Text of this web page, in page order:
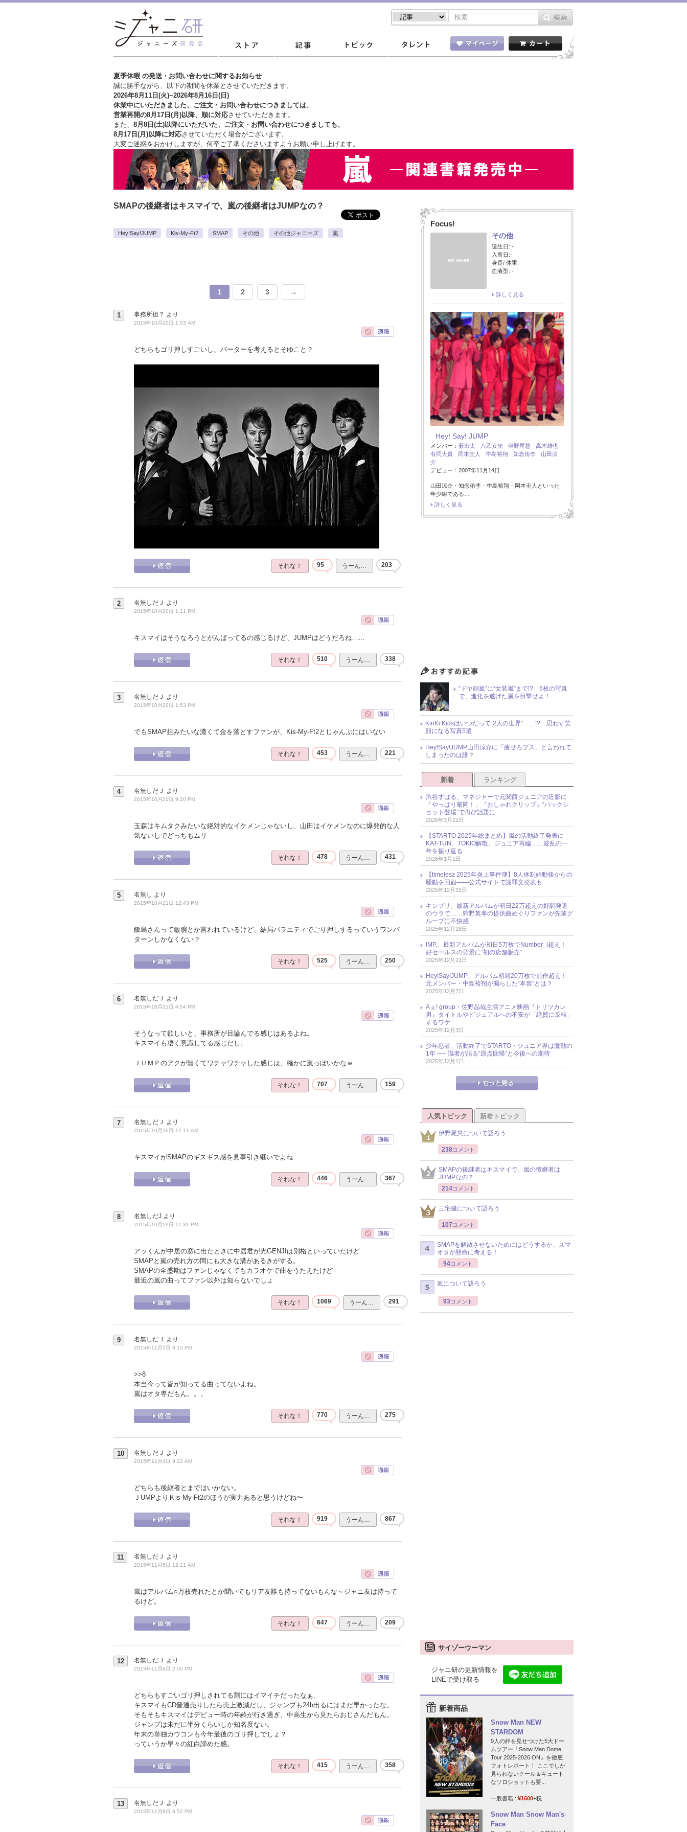
夏季休暇 の発送・お問い合わせに関するお知らせ
誠に勝手ながら、以下の期間を休業とさせていただきます。
2026年8月11日(火)~2026年8月16日(日)
休業中にいただきました、ご注文・お問い合わせにつきましては、
営業再開の8月17日(月)以降、順に対応させていただきます。
また、 8月8日(土)以降にいただいた、ご注文・ お問い合わせにつきましても、
8月17日(月)以降に対応させていただく場合がございます。
大変ご迷惑をおかけしますが、 何卒ご了承くださいますようお願い申し上げます。
SMAPの後継者はキスマイで、嵐の後継者はJUMPなの？
Hey!Say!JUMP Kis-My-Ft2 SMAP その他 その他ジャニーズ 嵐
1 2 3 →
1 事務所担？ より
2015年10月20日 1:03 AM
どちらもゴリ押しすごいし、バーターを考えるとそゆこと？
それな！ 95 うーん… 203
2 名無しだＪ より
2015年10月20日 1:11 PM
キスマイはそうなろうとがんばってるの感じるけど、JUMPはどうだろね……
それな！ 510 うーん… 338
3 名無しだＪ より
2015年10月20日 1:53 PM
でもSMAP担みたいな濃くて金を落とすファンが、Kis-My-Ft2とじゃんぷにはいない
それな！ 453 うーん… 221
4 名無しだＪ より
2015年10月20日 9:20 PM
玉森はキムタクみたいな絶対的なイケメンじゃないし、山田はイケメンなのに爆発的な人
気ないしでどっちもムリ
それな！ 478 うーん… 431
5 名無し より
2015年10月21日 12:43 PM
飯島さんって敏腕とか言われているけど、結局バラエティでごり押しするっていうワンパ
ターンしかなくない？
それな！ 525 うーん… 250
6 名無しだＪ より
2015年10月21日 4:54 PM
そうなって欲しいと、事務所が目論んでる感じはあるよね。
キスマイも凄く意識してる感じだし。
ＪＵＭＰのアクが無くてワチャワチャした感じは、確かに嵐っぽいかなｗ
それな！ 707 うーん… 159
7 名無しだＪ より
2015年10月26日 12:11 AM
キスマイがSMAPのギスギス感を見事引き継いでよね
それな！ 446 うーん… 367
8 名無しだJ より
2015年10月29日 11:31 PM
アッくんが中居の窓に出たときに中居君が光GENJIは別格といっていたけど
SMAPと嵐の売れ方の間にも大きな溝があるきがする。
SMAPの全盛期はファンじゃなくてもカラオケで曲をうたえたけど
最近の嵐の曲ってファン以外は知らないでしょ
それな！ 1069 うーん… 291
9 名無しだＪ より
2015年11月2日 8:15 PM
>>8
本当今って皆が知ってる曲ってないよね。
嵐はオタ専だもん。。。
それな！ 770 うーん… 275
10 名無しだＪ より
2015年11月4日 9:22 AM
どちらも後継者とまではいかない。
ＪUMPよりＫis-My-Ft2のほうが実力あると思うけどね〜
それな！ 919 うーん… 867
11 名無しだＪ より
2015年11月5日 12:11 AM
嵐はアルバム○万枚売れたとか聞いてもリア友誰も持ってないもんな～ジャニ友は持って
るけど。
それな！ 647 うーん… 209
12 名無しだＪ より
2015年11月6日 2:00 PM
どちらもすごいゴリ押しされてる割にはイマイチだったなぁ。
キスマイもCD普通売りしたら売上激減だし、ジャンプも24h出るにはまだ早かったな。
そもそもキスマイはデビュー時の年齢が行き過ぎ。中高生から見たらおじさんだもん。
ジャンプは未だに半分くらいしか知名度ない。
年末の単独カウコンも今年最後のゴリ押しでしょ？
っていうか早々の紅白諦めた感。
それな！ 415 うーん… 358
13 名無しだＪ より
2015年11月8日 8:52 PM
Focus!
その他
誕生日: -
入所日:-
身長/ 体重: -
血液型: -
詳しく見る
Hey! Say! JUMP
メンバー： 薮宏太 八乙女光 伊野尾慧
高木雄也
有岡大貴
岡本圭人 中島裕翔 知念侑李
山田涼
介
デビュー：2007年11月14日
山田涼介・知念侑李・中島裕翔・岡本圭人といった
年少組である…
詳しく見る
“ドヤ顔嵐”に“女装嵐”まで!? 6枚の写真
で、進化を遂げた嵐を目撃せよ！
KinKi Kidsはいつだって“2人の世界”……!? 思わず笑
顔になる写真5選
Hey!Say!JUMP山田涼介に「痩せろブス」と言われて
しまったのは誰？
新着 ランキング
渋谷すばる、マネジャーで元関西ジュニアの近影に
「やっぱり菊岡！」『おしゃれクリップ』“バックシ
ョット登場”で再び話題に
2026年3月22日
【STARTO 2025年総まとめ】嵐の活動終了発表に
KAT-TUN、TOKIO解散、ジュニア再編……波乱の一
年を振り返る
2026年1月1日
【timelesz 2025年炎上事件簿】8人体制始動後からの
騒動を回顧――公式サイトで謝罪文発表も
2025年12月31日
キンプリ、最新アルバムが初日22万超えの好調発進
のウラで……狩野英孝の提供曲めぐりファンが先輩グ
ループに不快感
2025年12月28日
IMP.、最新アルバムが初日5万枚でNumber_i超え！
好セールスの背景に“初の店舗販売”
2025年12月21日
Hey!Say!JUMP、アルバム初週20万枚で前作超え！
元メンバー・中島裕翔が漏らした“本音”とは？
2025年12月7日
Aぇ! group・佐野晶哉主演アニメ映画『トリツカレ
男』タイトルやビジュアルへの不安が「絶賛に反転」
するワケ
2025年12月3日
少年忍者、活動終了でSTARTO・ジュニア界は激動の
1年 ── 識者が語る“原点回帰”と今後への期待
2025年12月1日
人気トピック 新着トピック
伊野尾慧について語ろう
238コメント
SMAPの後継者はキスマイで、嵐の後継者は
JUMPなの？
214コメント
三宅健について語ろう
107 コメント
SMAPを解散させないためにはどうするか、スマ
オタが懸命に考える！
94コメント
嵐について語ろう
93コメント
サイゾーウーマン
ジャニ研の更新情報を
LINEで受け取る
新着商品
Snow Man NEW
STARDOM
9人の絆を見せつけた5大ドー
ムツアー「Snow Man Dome
Tour 2025-2026 ON」を徹底
フォトレポート！ ここでしか
見られないクール＆キュート
なソロショットも要...
一般書籍 : ¥1600+税
Snow Man Snow Man's
Face